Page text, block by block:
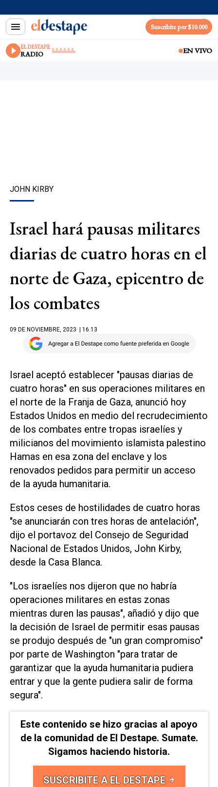
Suscribite por $10.000
EL DESTAPE
RADIO EN VIVO
JOHN KIRBY
Israel hará pausas militares
diarias de cuatro horas en el
norte de Gaza, epicentro de
los combates
09 DE NOVIEMBRE, 2023 | 16.13
Israel aceptó establecer "pausas diarias de
cuatro horas" en sus operaciones militares en
el norte de la Franja de Gaza, anunció hoy
Estados Unidos en medio del recrudecimiento
de los combates entre tropas israelíes y
milicianos del movimiento islamista palestino
Hamas en esa zona del enclave y los
renovados pedidos para permitir un acceso
de la ayuda humanitaria.
Estos ceses de hostilidades de cuatro horas
"se anunciarán con tres horas de antelación",
dijo el portavoz del Consejo de Seguridad
Nacional de Estados Unidos, John Kirby,
desde la Casa Blanca.
"Los israelíes nos dijeron que no habría
operaciones militares en estas zonas
mientras duren las pausas", añadió y dijo que
la decisión de Israel de permitir esas pausas
se produjo después de "un gran compromiso"
por parte de Washington "para tratar de
garantizar que la ayuda humanitaria pudiera
entrar y que la gente pudiera salir de forma
segura".
Este contenido se hizo gracias al apoyo
de la comunidad de El Destape. Sumate.
Sigamos haciendo historia.
SUSCRIBITE A EL DESTAPE